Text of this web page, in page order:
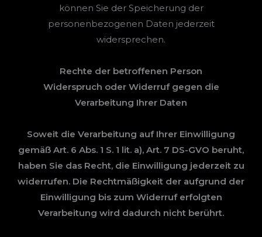
können Sie der Speicherung der
personenbezogenen Daten jederzeit
widersprechen.
Rechte der betroffenen Person
Widerspruch oder Widerruf gegen die
Verarbeitung Ihrer Daten
Soweit die Verarbeitung auf Ihrer Einwilligung
gemäß Art. 6 Abs. 1 S. 1 lit. a), Art. 7 DS-GVO beruht,
haben Sie das Recht, die Einwilligung jederzeit zu
widerrufen. Die Rechtmäßigkeit der aufgrund der
Einwilligung bis zum Widerruf erfolgten
Verarbeitung wird dadurch nicht berührt.